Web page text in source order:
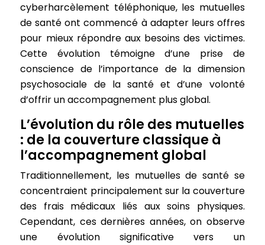
cyberharcèlement téléphonique, les mutuelles
de santé ont commencé à adapter leurs offres
pour mieux répondre aux besoins des victimes.
Cette évolution témoigne d’une prise de
conscience de l’importance de la dimension
psychosociale de la santé et d’une volonté
d’offrir un accompagnement plus global.
L’évolution du rôle des mutuelles
: de la couverture classique à
l’accompagnement global
Traditionnellement, les mutuelles de santé se
concentraient principalement sur la couverture
des frais médicaux liés aux soins physiques.
Cependant, ces dernières années, on observe
une évolution significative vers un